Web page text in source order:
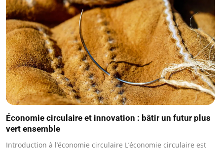
Économie circulaire et innovation : bâtir un futur plus
vert ensemble
Introduction à l’économie circulaire L’économie circulaire est